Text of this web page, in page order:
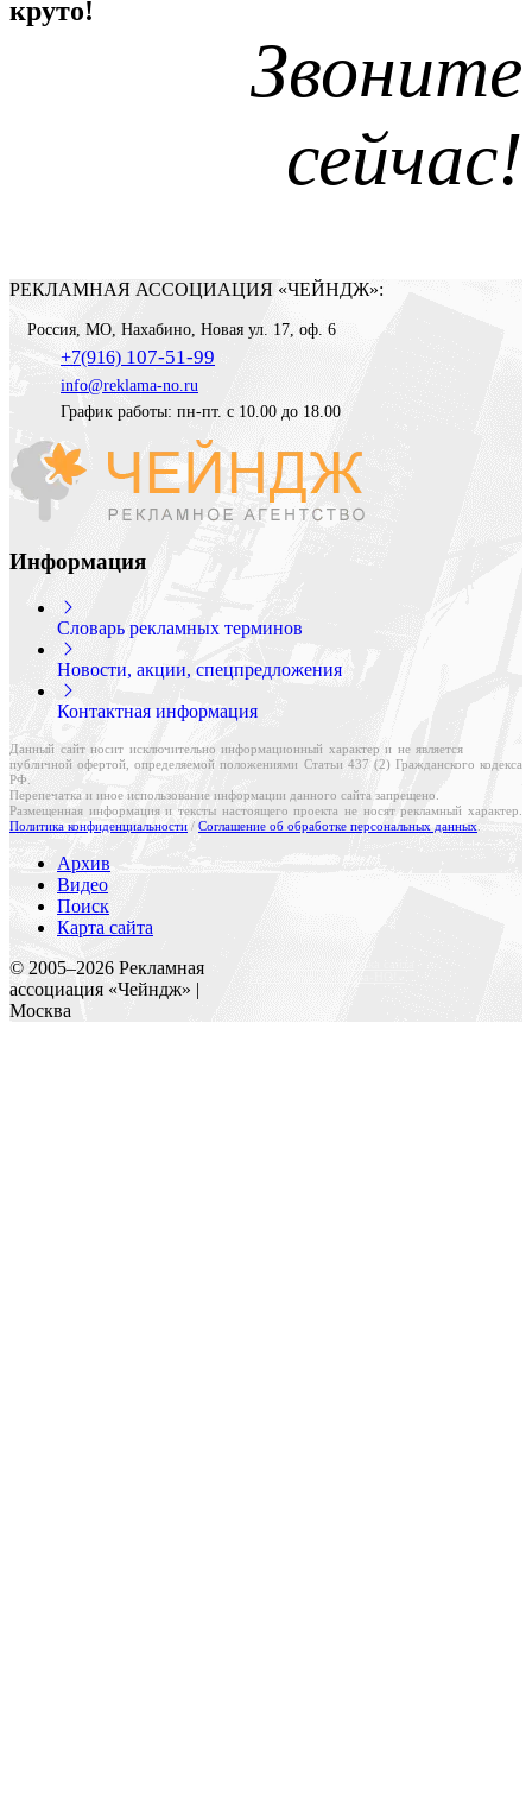
круто!
Звоните
сейчас!
РЕКЛАМНАЯ АССОЦИАЦИЯ «ЧЕЙНДЖ»:
Россия, МО, Нахабино, Новая ул. 17, оф. 6
+7(916) 107-51-99
info@reklama-no.ru
График работы: пн-пт. с 10.00 до 18.00
Информация
Словарь рекламных терминов
Новости, акции, спецпредложения
Контактная информация
Данный сайт носит исключительно информационный характер и не является
публичной офертой, определяемой положениями Статьи 437 (2) Гражданского кодекса
РФ.
Перепечатка и иное использование информации данного сайта запрещено.
Размещенная информация и тексты настоящего проекта не носят рекламный характер.
Политика конфиденциальности / Соглашение об обработке персональных данных
Архив
Видео
Поиск
Карта сайта
© 2005–2026 Рекламная
ассоциация «Чейндж» |
Москва